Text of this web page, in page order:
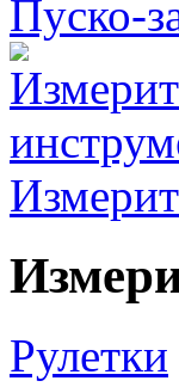
Пуско-
Рулетки